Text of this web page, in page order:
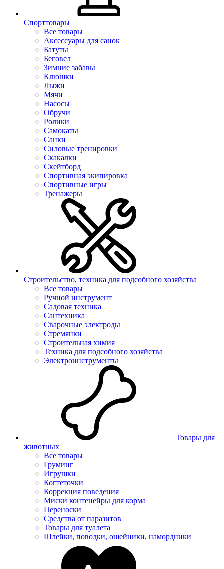
Спорттовары
Все товары
Аксессуары для санок
Батуты
Беговел
Зимние забавы
Клюшки
Лыжи
Мячи
Насосы
Обручи
Ролики
Самокаты
Санки
Силовые тренировки
Скакалки
Скейтборд
Спортивная экипировка
Спортивные игры
Тренажеры
Строительство, техника для подсобного хозяйства
Все товары
Ручной инструмент
Садовая техника
Сантехника
Сварочные электроды
Стремянки
Строительная химия
Техника для подсобного хозяйства
Электроинструменты
Товары для
животных
Все товары
Груминг
Игрушки
Когтеточки
Коррекция поведения
Миски контенейры для корма
Переноски
Средства от паразитов
Товары для туалета
Шлейки, поводки, ошейники, намордники